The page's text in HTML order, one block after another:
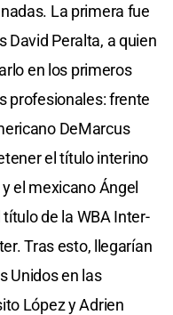
La primera fue
David Peralta, a quien
en los primeros
profesionales: frente
DeMarcus
el título interino
el mexicano Ángel
de la WBA Inter-
Tras esto, llegarían
Unidos en las
López y Adrien